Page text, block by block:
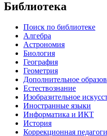
Библиотека
Поиск по библиотеке
Алгебра
Астрономия
Биология
География
Геометрия
Дополнительное
Естествознание
Изобразительное
Иностранные языки
Информатика и ИКТ
История
Коррекционная